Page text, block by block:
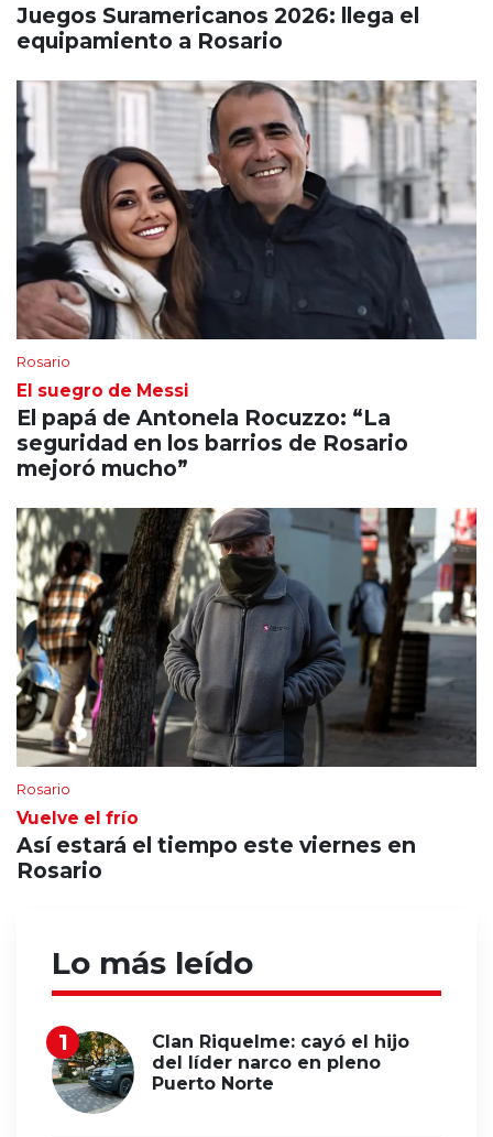
Juegos Suramericanos 2026: llega el
equipamiento a Rosario
Rosario
El suegro de Messi
El papá de Antonela Rocuzzo: “La
seguridad en los barrios de Rosario
mejoró mucho”
Rosario
Vuelve el frío
Así estará el tiempo este viernes en
Rosario
Lo más leído
Clan Riquelme: cayó el hijo
del líder narco en pleno
Puerto Norte